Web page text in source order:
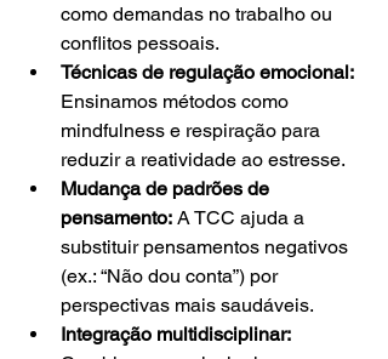
como demandas no trabalho ou
conflitos pessoais.
Técnicas de regulação emocional:
Ensinamos métodos como
mindfulness e respiração para
reduzir a reatividade ao estresse.
Mudança de padrões de
pensamento: A TCC ajuda a
substituir pensamentos negativos
(ex.: “Não dou conta”) por
perspectivas mais saudáveis.
Integração multidisciplinar: